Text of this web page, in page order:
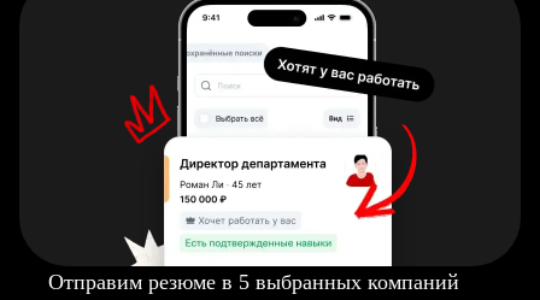
Отправим резюме в 5 выбранных компаний